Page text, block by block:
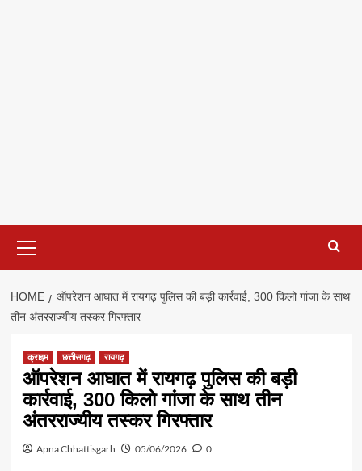
Menu
HOME
ऑपरेशन आघात में रायगढ़ पुलिस की बड़ी कार्रवाई, 300 किलो गांजा के साथ
तीन अंतरराज्यीय तस्कर गिरफ्तार
क्राइम छत्तीसगढ़ रायगढ़
ऑपरेशन आघात में रायगढ़ पुलिस की बड़ी
कार्रवाई, 300 किलो गांजा के साथ तीन
अंतरराज्यीय तस्कर गिरफ्तार
Apna Chhattisgarh 05/06/2026 0